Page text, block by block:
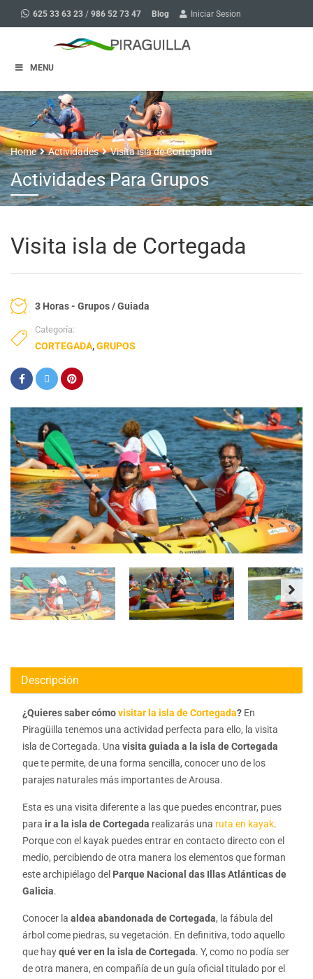
625 33 63 23 / 986 52 73 47 Blog Iniciar Sesion
MENU
Home Actividades Visita isla de Cortegada
Actividades Para Grupos
Visita isla de Cortegada
3 Horas - Grupos / Guiada
Categoría:
CORTEGADA,GRUPOS
Descripción
¿Quieres saber cómovisitar la isla de Cortegada? En
Piragüilla tenemos una actividad perfecta para ello, la visita
isla de Cortegada. Una visita guiada a la isla de Cortegada
que te permite, de una forma sencilla, conocer uno de los
parajes naturales más importantes de Arousa.
Esta es una visita diferente a las que puedes encontrar, pues
para ir a la isla de Cortegada realizarás una ruta en kayak.
Porque con el kayak puedes entrar en contacto directo con el
medio, percibiendo de otra manera los elementos que forman
este archipiélago del Parque Nacional das Illas Atlánticas de
Galicia.
Conocer la aldea abandonada de Cortegada, la fábula del
árbol come piedras, su vegetación. En definitiva, todo aquello
que hayqué ver en la isla de Cortegada. Y, como no podía ser
de otra manera, en compañía de un guía oficial titulado por el